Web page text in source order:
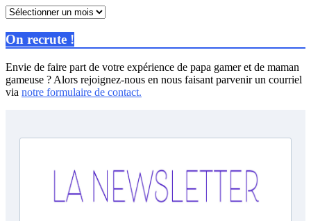
Archives
On recrute !
Envie de faire part de votre expérience de papa gamer et de maman
gameuse ? Alors rejoignez-nous en nous faisant parvenir un courriel
via notre formulaire de contact.